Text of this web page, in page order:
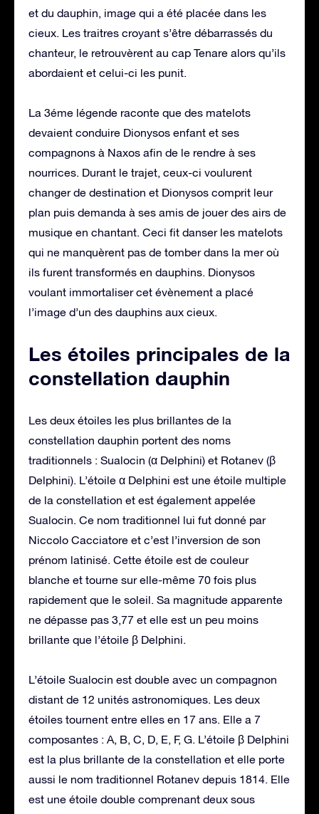
et du dauphin, image qui a été placée dans les
cieux. Les traitres croyant s’être débarrassés du
chanteur, le retrouvèrent au cap Tenare alors qu’ils
abordaient et celui-ci les punit.
La 3éme légende raconte que des matelots
devaient conduire Dionysos enfant et ses
compagnons à Naxos afin de le rendre à ses
nourrices. Durant le trajet, ceux-ci voulurent
changer de destination et Dionysos comprit leur
plan puis demanda à ses amis de jouer des airs de
musique en chantant. Ceci fit danser les matelots
qui ne manquèrent pas de tomber dans la mer où
ils furent transformés en dauphins. Dionysos
voulant immortaliser cet évènement a placé
l’image d’un des dauphins aux cieux.
Les étoiles principales de la
constellation dauphin
Les deux étoiles les plus brillantes de la
constellation dauphin portent des noms
traditionnels : Sualocin (α Delphini) et Rotanev (β
Delphini). L’étoile α Delphini est une étoile multiple
de la constellation et est également appelée
Sualocin. Ce nom traditionnel lui fut donné par
Niccolo Cacciatore et c’est l’inversion de son
prénom latinisé. Cette étoile est de couleur
blanche et tourne sur elle-même 70 fois plus
rapidement que le soleil. Sa magnitude apparente
ne dépasse pas 3,77 et elle est un peu moins
brillante que l’étoile β Delphini.
L’étoile Sualocin est double avec un compagnon
distant de 12 unités astronomiques. Les deux
étoiles tournent entre elles en 17 ans. Elle a 7
composantes : A, B, C, D, E, F, G. L’étoile β Delphini
est la plus brillante de la constellation et elle porte
aussi le nom traditionnel Rotanev depuis 1814. Elle
est une étoile double comprenant deux sous